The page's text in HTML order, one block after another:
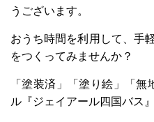
うございます。
おうち時間を利用して、手
をつくってみませんか？
「塗装済」「塗り絵」「
ル『ジェイアール四国バス